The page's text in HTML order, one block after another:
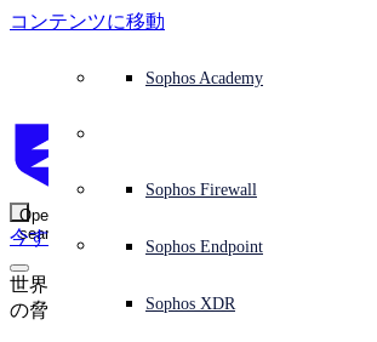
コンテンツに移動
Open
search
今すぐ開始
防御システムの概要
Sophos Fusion
Sophos Central のサインイン
Sophos AI
統合マーケットプレイス
エンドポイント保護 (次世代ア
サーバー保護
モバイルセキュリティ
セキュリティオペレーション
XDR (Extended Detection and
Sophos AI Defense
Sophos CISO Advantage
Identity Security
ITDR (Identity Threat Detection
ネットワークセキュリティとインフ
次世代型ファイアウォール
ネットワークスイッチ
ワイヤレスアクセスポイント
ワークスペースの保護
Zero Trust Network Access
DNS Protection
Email Monitoring System
メールとフィッシング対策
クラウドワークロードの保護
防御システムの概要
Sophos Fusion
Sophos Central のサインイン
Sophos AI
統合マーケットプレイス
MDR (Managed Detection and
脆弱性管理 (Managed Risk)
アドバイザリーサービス
アドバイザリーサービスの概要
プロフェッショナルサービス
オペレーションのサポート
補完ツール
NIST Assessment
ユースケース
24時間 365日、ビジネスを保護
リモート勤務の従業員の保護
サイバー保険要件への対応
Microsoft 環境の保護
教育機関
政府機関
医療機関
製造業
ソフォス製品を選ぶ理由
ソフォス製品を選ぶ理由
受賞歴
競合他社比較
ソフォスについて
プレス
採用情報
セキュリティ センター
セキュリティ センターの概要
セキュリティを基盤とした設計
責任ある情報開示
ESG
パートナー様向け
ソフォスパートナー
パートナープログラム
パートナーケア
パートナートレーニング
パートナーブログ
チャネルパートナー
OEM
統合と API
脅威インテリジェンス
X-Ops の脅威調査
AI リサーチ
脅威プロファイル
脅威解析情報
すべてのリソースを見る
ケーススタディ
レポート
ウェビナー
ブログ
ソフォスブログ
AI リサーチ
セキュリティオペレーション
パートナーブログ
サポートを依頼する
緊急インシデント対応
サポートプラン
カスタマーサクセス
TAM (テクニカル アカウント
ダウンロードとアップデート
ソフォスの「ステータス」ペ
セキュリティ勧告
脅威の報告
製品サポート
製品ドキュメント
Sophos Firewall
Sophos Endpoint
Sophos XDR
トレーニング
Sophos Academy
世界で最も危険なエクスプロイト作成者
の脅威を阻止する Sophos Endpoint